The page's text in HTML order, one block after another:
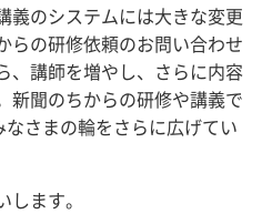
義のシステムには大きな変更
らの研修依頼のお問い合わせ
、講師を増やし、さらに内容
新聞のちからの研修や講義で
さまの輪をさらに広げてい
ます。